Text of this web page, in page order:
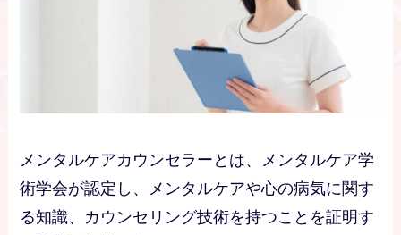
メンタルケアカウンセラーとは、メンタルケア学
術学会が認定し、メンタルケアや心の病気に関す
る知識、カウンセリング技術を持つことを証明す